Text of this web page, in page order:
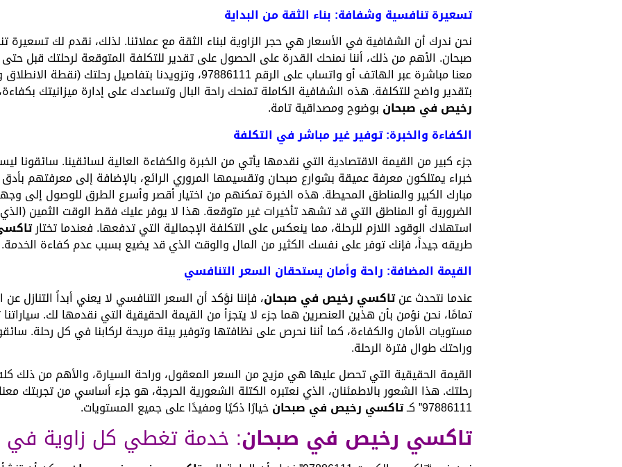
تسعيرة تنافسية وشفافة: بناء الثقة من البداية
نحن ندرك أن الشفافية في الأسعار هي حجر الزاوية لبناء الثقة مع عملائنا. لذلك، نقدم لك تسعيرة
صبحان. الأهم من ذلك، أننا نمنحك القدرة على الحصول على تقدير للتكلفة المتوقعة لرحلتك قبل
معنا مباشرة عبر الهاتف أو واتساب على الرقم 97886111، وتزويدنا
بتقدير واضح للتكلفة. هذه الشفافية الكاملة تمنحك راحة البال وتساعدك على إدارة ميزانيتك
رخيص في صبحان بوضوح ومصداقية تامة.
الكفاءة والخبرة: توفير غير مباشر في التكلفة
جزء كبير من القيمة الاقتصادية التي نقدمها يأتي من الخبرة والكفاءة العالية لسائقينا. سائقونا
خبراء يمتلكون معرفة عميقة بشوارع صبحان وتقسيمها المروري الرائع، بالإضافة إلى معرفتهم
مبارك الكبير والمناطق المحيطة. هذه الخبرة تمكنهم من اختيار أقصر وأسرع الطرق للوصول إلى
الضرورية أو المناطق التي قد تشهد تأخيرات غير متوقعة. هذا لا يوفر عليك فقط الوقت الثمين
استهلاك الوقود اللازم للرحلة، مما ينعكس على التكلفة الإجمالية التي تدفعها. فعندما تختار
طريقه جيداً، فإنك توفر على نفسك الكثير من المال والوقت الذي قد يضيع بسبب عدم كفاءة الخدمة.
القيمة المضافة: راحة وأمان يستحقان السعر التنافسي
عندما نتحدث عنتاكسي رخيص في صبحان، فإننا نؤكد أن السعر التنافسي لا يعني أبداً التنازل
تمامًا، نحن نؤمن بأن هذين العنصرين هما جزء لا يتجزأ من القيمة الحقيقية التي نقدمها لك.
مستويات الأمان والكفاءة، كما أننا نحرص على نظافتها وتوفير بيئة مريحة لركابنا في كل رحلة.
وراحتك طوال فترة الرحلة.
القيمة الحقيقية التي تحصل عليها هي مزيج من السعر المعقول، وراحة السيارة، والأهم من ذلك
رحلتك. هذا الشعور بالاطمئنان، الذي نعتبره الكتلة الشعورية الحرجة، هو جزء أساسي من تجربتك
97886111” كـ تاكسي رخيص في صبحانخيارًا ذكيًا ومفيدًا على جميع المستويات.
تاكسي رخيص في صبحان: خدمة تغطي كل زاوية في